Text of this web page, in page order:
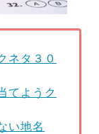
ネタ３０
てようク
い地名